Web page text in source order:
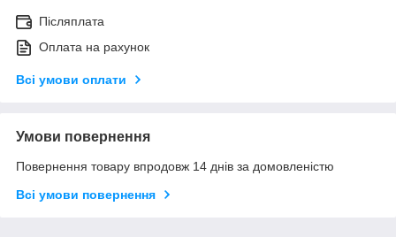
Післяплата
Оплата на рахунок
Всі умови оплати
Умови повернення
Повернення товару впродовж 14 днів за домовленістю
Всі умови повернення